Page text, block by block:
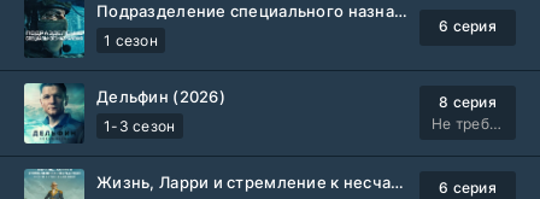
Подразделение специального назначения (2026)
1 сезон
6 серия
Дельфин (2026)
1-3 сезон
8 серия
Не требуется
Жизнь, Ларри и стремление к несчастью: Почти история Америки (2026)
6 серия